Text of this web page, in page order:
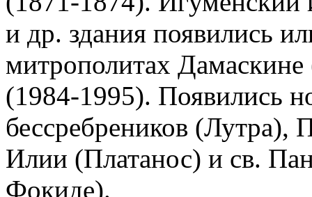
и др. здания появились
митрополитах
(1984-1995). Появились
бессребреников (Лутра),
Илии (Платанос) и св.
Фокиде).